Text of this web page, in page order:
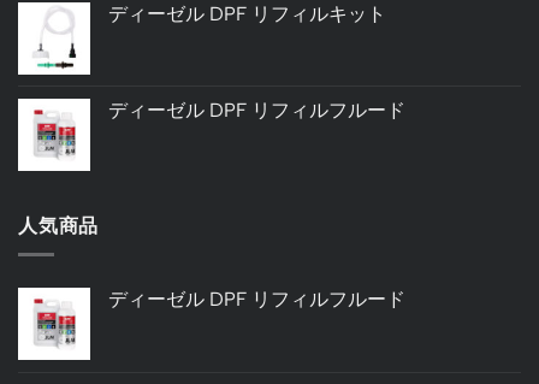
ディーゼル DPF リフィルキット
ディーゼル DPF リフィルフルード
人気商品
ディーゼル DPF リフィルフルード